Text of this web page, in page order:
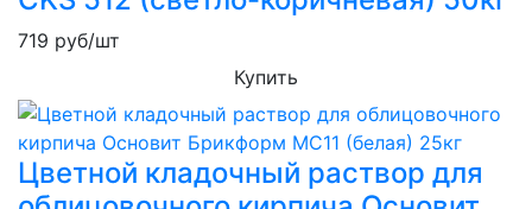
719 руб/шт
Купить
Цветной кладочный раствор для